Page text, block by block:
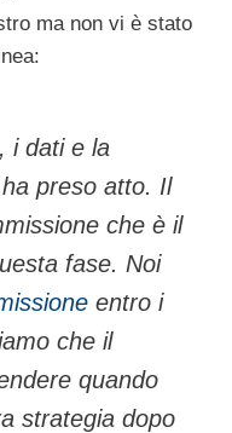
ma non vi è stato
i dati e la
preso atto. Il
che è il
fase. Noi
entro i
che il
quando
strategia dopo